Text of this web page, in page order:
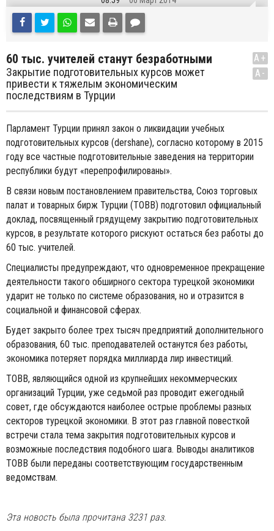
60 тыс. учителей станут безработными
Закрытие подготовительных курсов может
привести к тяжелым экономическим
последствиям в Турции
A+
A-
Парламент Турции принял закон о ликвидации учебных
подготовительных курсов (dershane), согласно которому в 2015
году все частные подготовительные заведения на территории
республики будут «перепрофилированы».
В связи новым постановлением правительства, Союз торговых
палат и товарных бирж Турции (TOBB) подготовил официальный
доклад, посвященный грядущему закрытию подготовительных
курсов, в результате которого рискуют остаться без работы до
60 тыс. учителей.
Специалисты предупреждают, что одновременное прекращение
деятельности такого обширного сектора турецкой экономики
ударит не только по системе образования, но и отразится в
социальной и финансовой сферах.
Будет закрыто более трех тысяч предприятий дополнительного
образования, 60 тыс. преподавателей останутся без работы,
экономика потеряет порядка миллиарда лир инвестиций.
TOBB, являющийся одной из крупнейших некоммерческих
организаций Турции, уже седьмой раз проводит ежегодный
совет, где обсуждаются наиболее острые проблемы разных
секторов турецкой экономики. В этот раз главной повесткой
встречи стала тема закрытия подготовительных курсов и
возможные последствия подобного шага. Выводы аналитиков
TOBB были переданы соответствующим государственным
ведомствам.
Эта новость была прочитана 3231 раз.